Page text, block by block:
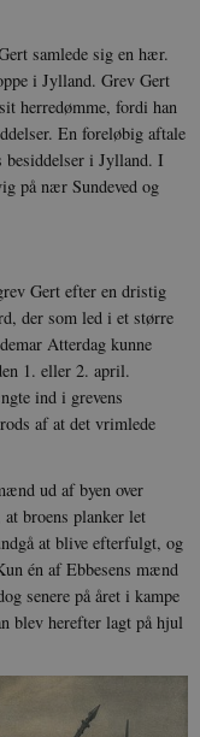
samlede sig en hær.
i Jylland. Grev Gert
herredømme, fordi han
En foreløbig aftale
besiddelser i Jylland. I
på nær Sundeved og
Gert efter en dristig
der som led i et større
Atterdag kunne
1. eller 2. april.
ind i grevens
af at det vrimlede
ud af byen over
broens planker let
at blive efterfulgt, og
én af Ebbesens mænd
senere på året i kampe
blev herefter lagt på hjul